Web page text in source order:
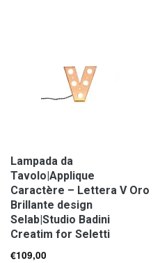
Lampada da
Tavolo|Applique
Caractère – Lettera V Oro
Brillante design
Selab|Studio Badini
Creatim for Seletti
€109,00